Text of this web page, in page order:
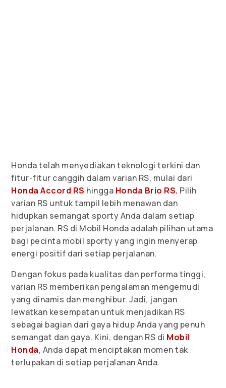
Honda telah menyediakan teknologi terkini dan
fitur-fitur canggih dalam varian RS, mulai dari
Honda Accord RS hingga Honda Brio RS. Pilih
varian RS untuk tampil lebih menawan dan
hidupkan semangat sporty Anda dalam setiap
perjalanan. RS di Mobil Honda adalah pilihan utama
bagi pecinta mobil sporty yang ingin menyerap
energi positif dari setiap perjalanan.
Dengan fokus pada kualitas dan performa tinggi,
varian RS memberikan pengalaman mengemudi
yang dinamis dan menghibur. Jadi, jangan
lewatkan kesempatan untuk menjadikan RS
sebagai bagian dari gaya hidup Anda yang penuh
semangat dan gaya. Kini, dengan RS di Mobil
Honda, Anda dapat menciptakan momen tak
terlupakan di setiap perjalanan Anda.